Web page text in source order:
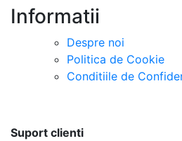
Informatii
Despre noi
Politica de Сookie
Conditiile de
Suport clienti